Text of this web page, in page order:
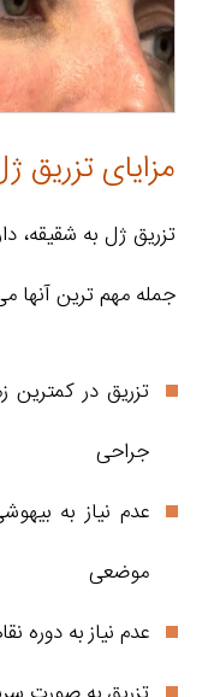
مزایای تزریق
تزریق ژل به شقیقه،
جمله مهم‌ ترین آنها
تزریق در کمترین
جراحی
عدم نیاز به
موضعی
عدم نیاز به دوره